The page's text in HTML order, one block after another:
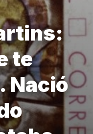
te
Nació